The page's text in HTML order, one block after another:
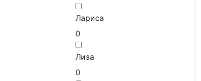
Лариса
0
Лиза
0